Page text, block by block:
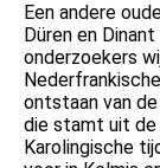
Een andere
Düren en
onderzoekers
ontstaan van de
die stamt uit de
Karolingische